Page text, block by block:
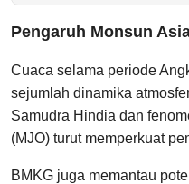
Pengaruh Monsun
Cuaca selama periode
sejumlah dinamika
Samudra Hindia dan
(MJO) turut memperkuat
BMKG juga memantau